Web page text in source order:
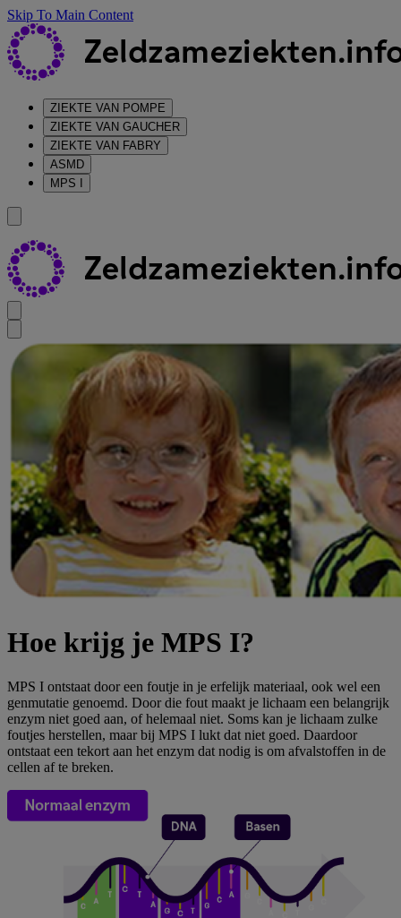
Skip To Main Content
ZIEKTE VAN POMPE
ZIEKTE VAN GAUCHER
ZIEKTE VAN FABRY
ASMD
MPS I
Hoe krijg je MPS I?
MPS I ontstaat door een foutje in je erfelijk materiaal, ook wel een
genmutatie genoemd. Door die fout maakt je lichaam een belangrijk
enzym niet goed aan, of helemaal niet. Soms kan je lichaam zulke
foutjes herstellen, maar bij MPS I lukt dat niet goed. Daardoor
ontstaat een tekort aan het enzym dat nodig is om afvalstoffen in de
cellen af te breken.